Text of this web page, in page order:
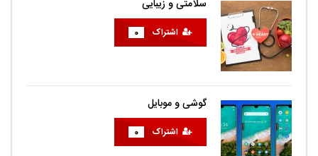
سلامتی و زیبایی
اشتراک 0
گوشی و موبایل
اشتراک 0